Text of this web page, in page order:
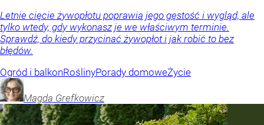
Letnie cięcie żywopłotu poprawia jego gęstość i wygląd, ale
tylko wtedy, gdy wykonasz je we właściwym terminie.
Sprawdź, do kiedy przycinać żywopłot i jak robić to bez
błędów.
Ogród i balkonRoślinyPorady domoweŻycie
Magda Grefkowicz